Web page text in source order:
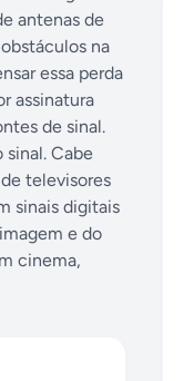
antenas de
na
essa perda
assinatura
de sinal.
sinal. Cabe
televisores
sinais digitais
e do
cinema,